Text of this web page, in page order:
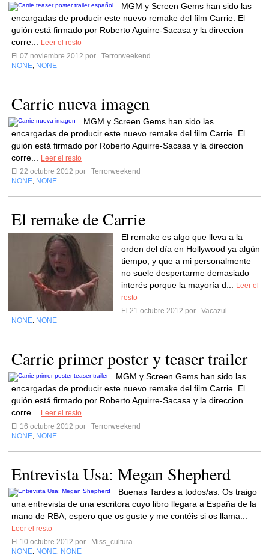
MGM y Screen Gems han sido las
encargadas de producir este nuevo remake del film Carrie. El
guión está firmado por Roberto Aguirre-Sacasa y la direccion
corre...
Leer el resto
El 07 noviembre 2012 por
Terrorweekend
NONE NONE
Carrie nueva imagen
MGM y Screen Gems han sido las
encargadas de producir este nuevo remake del film Carrie. El
guión está firmado por Roberto Aguirre-Sacasa y la direccion
corre...
Leer el resto
El 22 octubre 2012 por
Terrorweekend
NONE NONE
El remake de Carrie
El remake es algo que lleva a la
orden del día en Hollywood ya algún
tiempo, y que a mi personalmente
no suele despertarme demasiado
interés porque la mayoría d...
Leer el
resto
El 21 octubre 2012 por
Vacazul
NONE NONE
Carrie primer poster y teaser trailer
MGM y Screen Gems han sido las
encargadas de producir este nuevo remake del film Carrie. El
guión está firmado por Roberto Aguirre-Sacasa y la direccion
corre...
Leer el resto
El 16 octubre 2012 por
Terrorweekend
NONE NONE
Entrevista Usa: Megan Shepherd
Buenas Tardes a todos/as: Os traigo
una entrevista de una escritora cuyo libro llegara a España de la
mano de RBA, espero que os guste y me contéis si os llama...
Leer el resto
El 10 octubre 2012 por
Miss_cultura
NONE NONE NONE